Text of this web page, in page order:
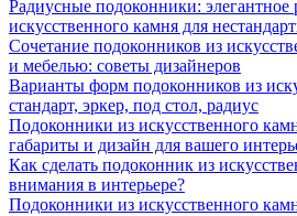
Радиусные подоконники: элегантное
искусственного камня для
Сочетание подоконников из
и мебелью: советы дизайнеров
Варианты форм подоконников из
стандарт, эркер, под стол, радиус
Подоконники из искусственного
габариты и дизайн для вашего
Как сделать подоконник из
внимания в интерьере?
Подоконники из искусственного